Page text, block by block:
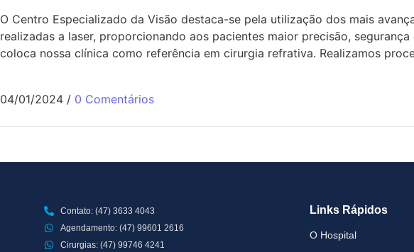
O Centro Especializado da Visão destaca-se pela utilização dos mais
realizadas a laser, proporcionando aos pacientes maior precisão,
coloca nossa clínica como referência em cirurgia refrativa. Realizamos
04/01/2024 / 0 Comentários
Contato: (47) 3633 4043
Agendamento: (47) 99601 2616
Cirurgias: (47) 99746 4241
Links Rápidos
O Hospital